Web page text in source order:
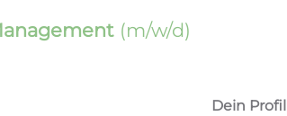
(m/w/d)
Dein Profil